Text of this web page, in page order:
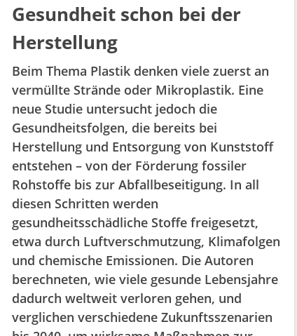
Gesundheit schon bei der
Herstellung
Beim Thema Plastik denken viele zuerst an
vermüllte Strände oder Mikroplastik. Eine
neue Studie untersucht jedoch die
Gesundheitsfolgen, die bereits bei
Herstellung und Entsorgung von Kunststoff
entstehen – von der Förderung fossiler
Rohstoffe bis zur Abfallbeseitigung. In all
diesen Schritten werden
gesundheitsschädliche Stoffe freigesetzt,
etwa durch Luftverschmutzung, Klimafolgen
und chemische Emissionen. Die Autoren
berechneten, wie viele gesunde Lebensjahre
dadurch weltweit verloren gehen, und
verglichen verschiedene Zukunftsszenarien